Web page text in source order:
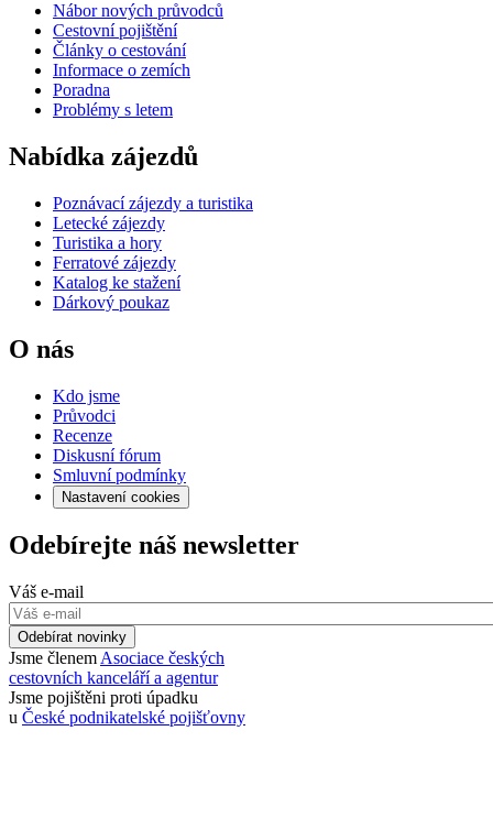
Nábor nových průvodců
Cestovní pojištění
Články o cestování
Informace o zemích
Poradna
Problémy s letem
Nabídka zájezdů
Poznávací zájezdy a turistika
Letecké zájezdy
Turistika a hory
Ferratové zájezdy
Katalog ke stažení
Dárkový poukaz
O nás
Kdo jsme
Průvodci
Recenze
Diskusní fórum
Smluvní podmínky
Nastavení cookies
Odebírejte náš newsletter
Váš e-mail
Odebírat novinky
Jsme členem Asociace českých
cestovních kanceláří a agentur
Jsme pojištěni proti úpadku
u České podnikatelské pojišťovny